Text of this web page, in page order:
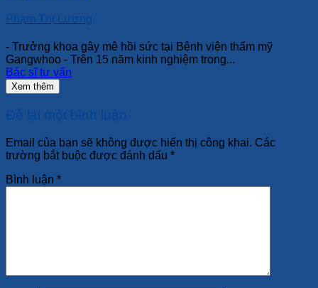
Phạm Thị Lương
- Trưởng khoa gây mê hồi sức tại Bệnh viện thẩm mỹ
Gangwhoo - Trên 15 năm kinh nghiệm trong...
Bác sĩ tư vấn
Xem thêm
Để lại một bình luận
Email của bạn sẽ không được hiển thị công khai. Các
trường bắt buộc được đánh dấu *
Bình luận *